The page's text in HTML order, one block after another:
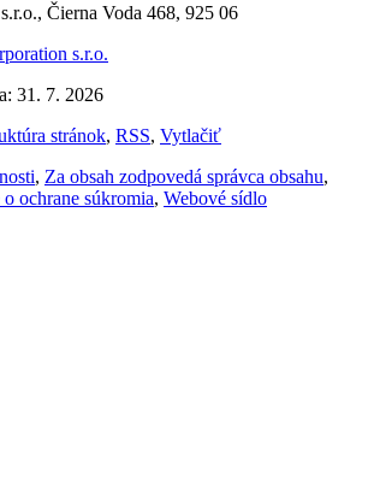
Čierna Voda 468, 925 06
s.r.o.
31. 7. 2026
stránok, RSS, Vytlačiť
, Za obsah zodpovedá správca obsahu,
ochrane súkromia, Webové sídlo